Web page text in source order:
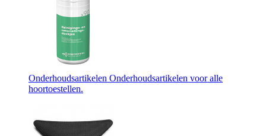
Onderhoudsartikelen Onderhoudsartikelen voor alle
hoortoestellen.